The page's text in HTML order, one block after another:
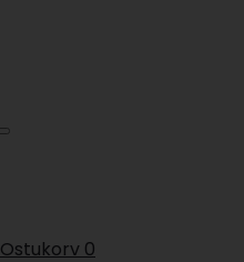
Ostukorv 0